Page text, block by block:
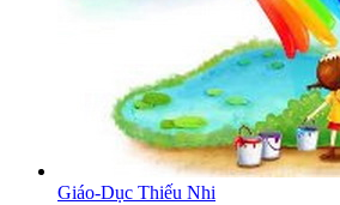
Giáo-Dục Thiếu Nhi